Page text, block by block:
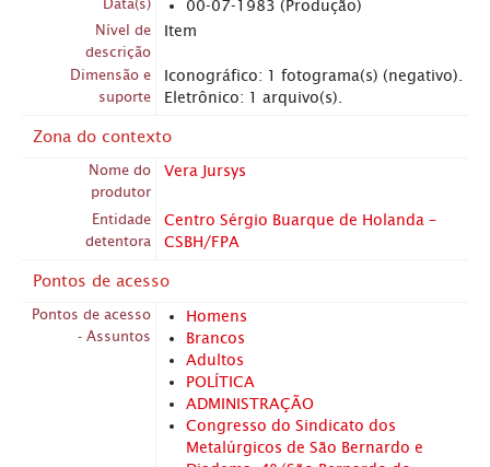
Data(s) 00-07-1983 (Produção)
Nível de
descrição
Item
Dimensão e
suporte
Iconográfico: 1 fotograma(s) (negativo).
Eletrônico: 1 arquivo(s).
Zona do contexto
Nome do
produtor
Vera Jursys
Entidade
detentora
Centro Sérgio Buarque de Holanda –
CSBH/FPA
Pontos de acesso
Pontos de acesso
- Assuntos
Homens
Brancos
Adultos
POLÍTICA
ADMINISTRAÇÃO
Congresso do Sindicato dos
Metalúrgicos de São Bernardo e